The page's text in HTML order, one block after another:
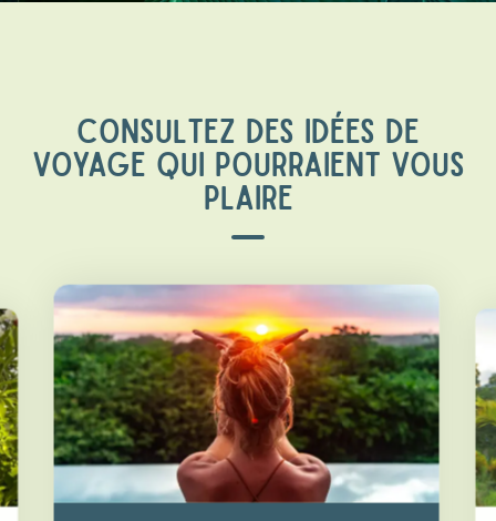
CONSULTEZ DES IDÉES DE
VOYAGE QUI POURRAIENT VOUS
PLAIRE